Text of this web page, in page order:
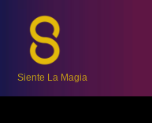
Siente La Magia